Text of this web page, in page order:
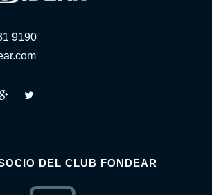
9190
DEL CLUB FONDEAR